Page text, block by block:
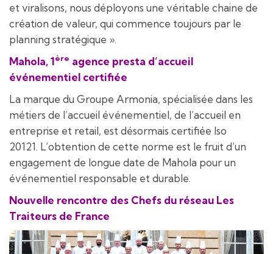
et viralisons, nous déployons une véritable chaine de
création de valeur, qui commence toujours par le
planning stratégique ».
Mahola,1ère agence presta d’accueil
événementiel certifiée
La marque du Groupe Armonia, spécialisée dans les
métiers de l’accueil événementiel, de l’accueil en
entreprise et retail, est désormais certifiée Iso
20121. L’obtention de cette norme est le fruit d’un
engagement de longue date de Mahola pour un
événementiel responsable et durable.
Nouvelle rencontre des Chefs du réseau Les
Traiteurs de France